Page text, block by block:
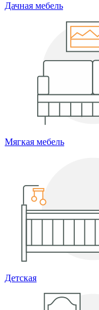
Дачная мебель
Мягкая мебель
Детская